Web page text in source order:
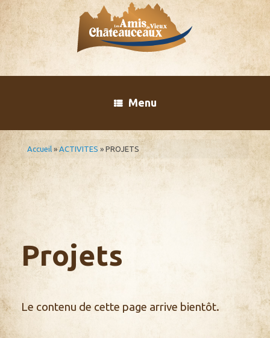
Skip
to
content
Menu
Accueil »ACTIVITES » PROJETS
Projets
Le contenu de cette page arrive bientôt.